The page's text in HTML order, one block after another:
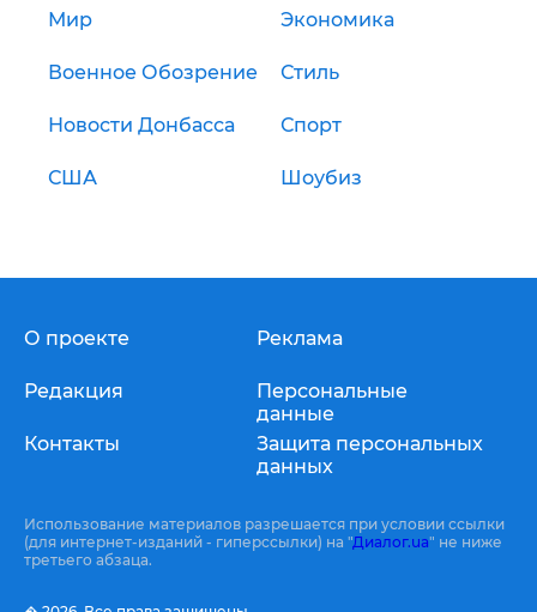
Мир Экономика
Военное Обозрение Стиль
Новости Донбасса Спорт
США Шоубиз
О проекте
Редакция
Контакты
Реклама
Персональные
данные
Защита персональных
данных
Использование материалов разрешается при условии ссылки
(для интернет-изданий - гиперссылки) на "Диалог.ua" не ниже
третьего абзаца.